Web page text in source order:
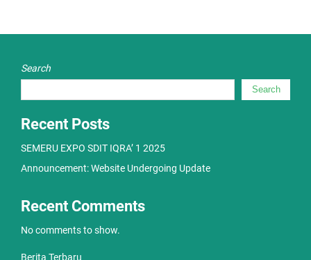
Search
Search
Recent Posts
SEMERU EXPO SDIT IQRA’ 1 2025
Announcement: Website Undergoing Update
Recent Comments
No comments to show.
Berita Terbaru